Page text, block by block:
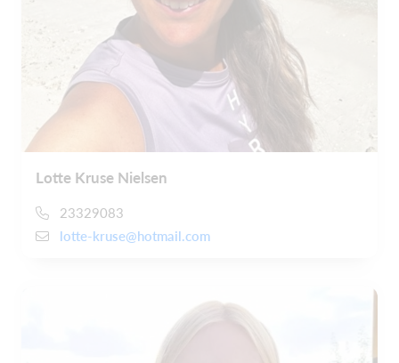
Lotte Kruse Nielsen
23329083
lotte-kruse@hotmail.com